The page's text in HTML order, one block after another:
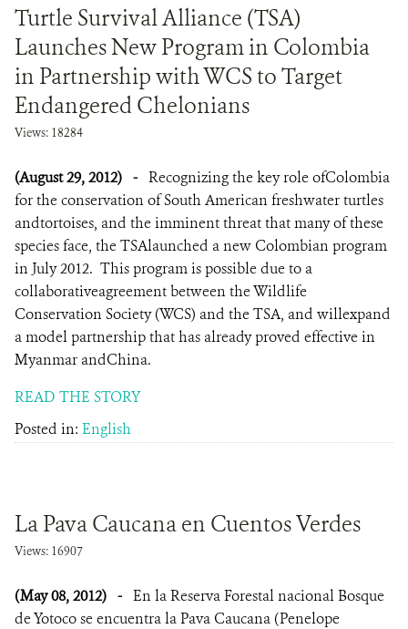
Turtle Survival Alliance (TSA)
Launches New Program in Colombia
in Partnership with WCS to Target
Endangered Chelonians
Views: 18284
(August 29, 2012) - Recognizing the key role ofColombia
for the conservation of South American freshwater turtles
andtortoises, and the imminent threat that many of these
species face, the TSAlaunched a new Colombian program
in July 2012. This program is possible due to a
collaborativeagreement between the Wildlife
Conservation Society (WCS) and the TSA, and willexpand
a model partnership that has already proved effective in
Myanmar andChina.
READ THE STORY
Posted in: English
La Pava Caucana en Cuentos Verdes
Views: 16907
(May 08, 2012) - En la Reserva Forestal nacional Bosque
de Yotoco se encuentra la Pava Caucana (Penelope